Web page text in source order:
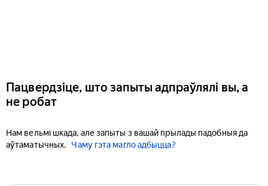
Пацвердзіце, што запыты адпраўлялі вы, а
не робат
Нам вельмі шкада, але запыты з вашай прылады падобныя да
аўтаматычных.
Чаму гэта магло адбыцца?